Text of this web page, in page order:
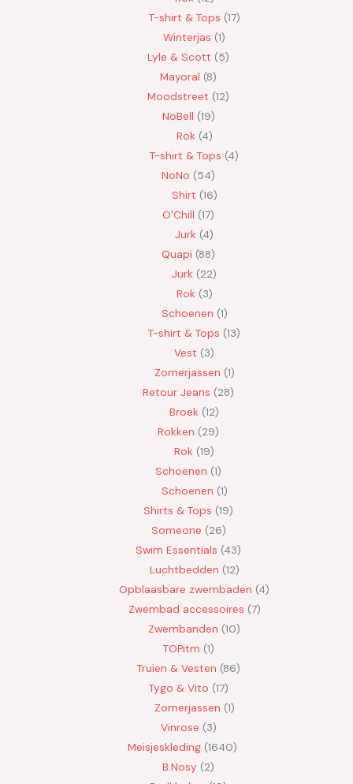
T-shirt & Tops 17
Winterjas 1
Lyle & Scott
5
Mayoral 8
Moodstreet 12
NoBell 19
Rok 4
T-shirt & Tops 4
NoNo
54
Shirt 16
O'Chill 17
Jurk 4
Quapi 88
Jurk 22
Rok 3
Schoenen 1
T-shirt & Tops 13
Vest
3
Zomerjassen 1
Retour Jeans
28
Broek 12
Rokken
29
Rok 19
Schoenen 1
Schoenen 1
Shirts & Tops 19
Someone 26
Swim Essentials 43
Luchtbedden 12
Opblaasbare zwembaden 4
Zwembad accessoires 7
Zwembanden 10
TOPitm 1
Truien & Vesten 86
Tygo & Vito 17
Zomerjassen 1
Vinrose 3
Meisjeskleding 1640
B.Nosy
2